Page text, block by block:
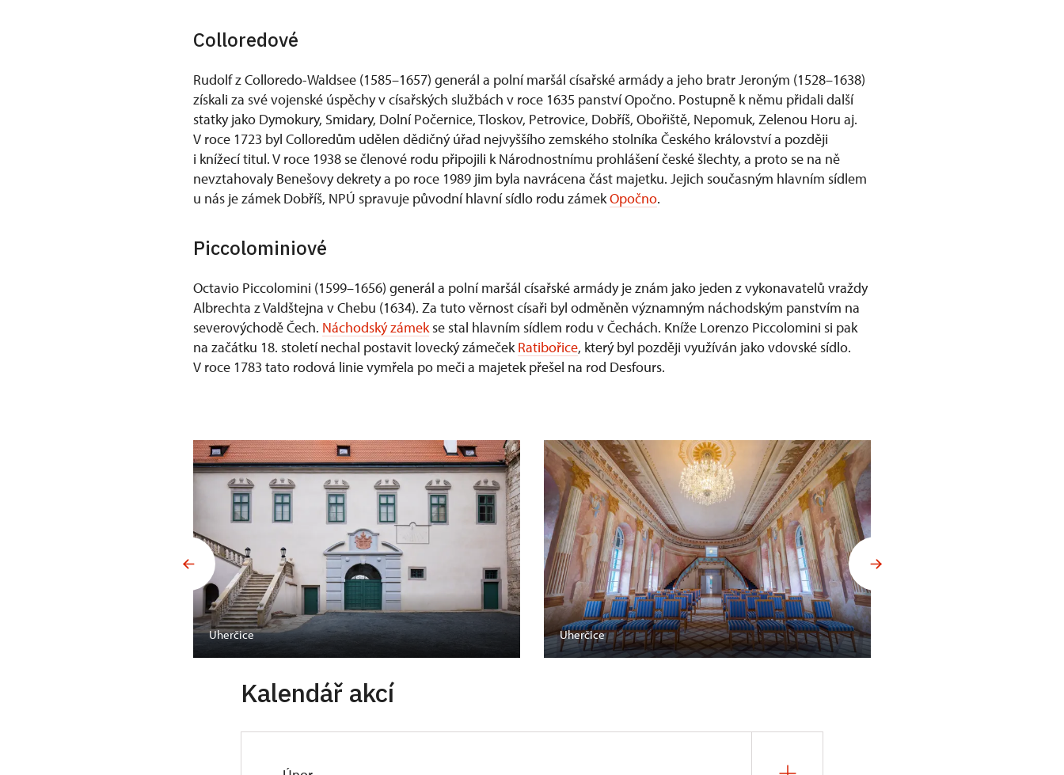
Colloredové
Rudolf z Colloredo-Waldsee (1585–1657) generál a polní maršál císařské armády a jeho bratr Jeroným (1528–1638)
získali za své vojenské úspěchy v císařských službách v roce 1635 panství Opočno. Postupně k němu přidali další
statky jako Dymokury, Smidary, Dolní Počernice, Tloskov, Petrovice, Dobříš, Obořiště, Nepomuk, Zelenou Horu aj.
V roce 1723 byl Colloredům udělen dědičný úřad nejvyššího zemského stolníka Českého království a později
i knížecí titul. V roce 1938 se členové rodu připojili k Národnostnímu prohlášení české šlechty, a proto se na ně
nevztahovaly Benešovy dekrety a po roce 1989 jim byla navrácena část majetku. Jejich současným hlavním sídlem
u nás je zámek Dobříš, NPÚ spravuje původní hlavní sídlo rodu zámekOpočno.
Piccolominiové
Octavio Piccolomini (1599–1656) generál a polní maršál císařské armády je znám jako jeden z vykonavatelů vraždy
Albrechta z Valdštejna v Chebu (1634). Za tuto věrnost císaři byl odměněn významným náchodským panstvím na
severovýchodě Čech. Náchodský zámek se stal hlavním sídlem rodu v Čechách. Kníže Lorenzo Piccolomini si pak
na začátku 18. století nechal postavit lovecký zámeček Ratibořice, který byl později využíván jako vdovské sídlo.
V roce 1783 tato rodová linie vymřela po meči a majetek přešel na rod Desfours.
Uherčice Uherčice
Kalendář akcí